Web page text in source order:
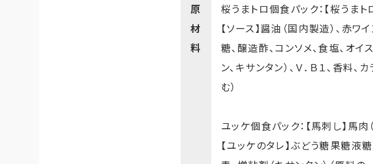
原
材
料
桜うまトロ個食パック：【桜うまト
【ソース】醤油（国内製造）、赤
糖、醸造酢、コンソメ、食塩、オ
ン、キサンタン）、Ｖ．Ｂ１、香料
む）
ユッケ個食パック：【馬刺し】馬肉
【ユッケのタレ】ぶどう糖果糖液